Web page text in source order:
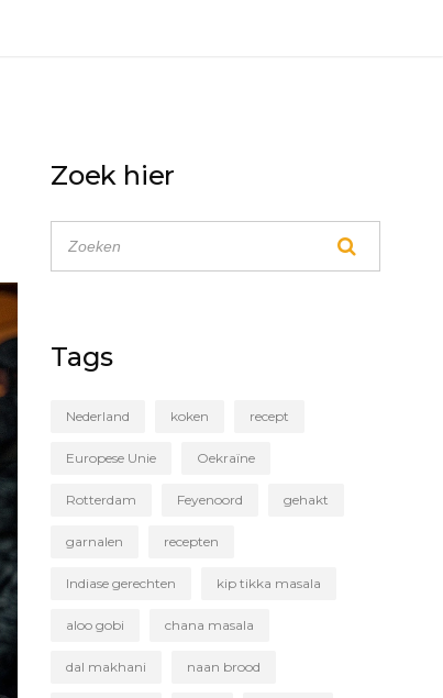
Zoek hier
Tags
Nederland koken recept
Europese Unie Oekraïne
Rotterdam Feyenoord gehakt
garnalen recepten
Indiase gerechten kip tikka masala
aloo gobi chana masala
dal makhani naan brood